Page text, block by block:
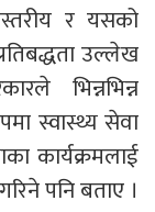
र यसको
उल्लेख
भिन्नभिन्न
स्वास्थ्य सेवा
कार्यक्रमलाई
पनि बताए ।